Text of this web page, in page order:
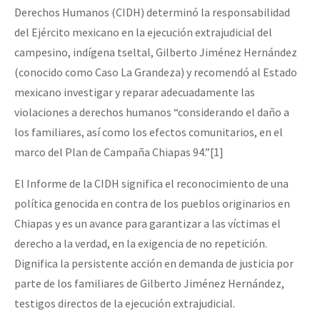
Derechos Humanos (CIDH) determinó la responsabilidad
del Ejército mexicano en la ejecución extrajudicial del
campesino, indígena tseltal, Gilberto Jiménez Hernández
(conocido como Caso La Grandeza) y recomendó al Estado
mexicano investigar y reparar adecuadamente las
violaciones a derechos humanos “considerando el daño a
los familiares, así como los efectos comunitarios, en el
marco del Plan de Campaña Chiapas 94.”[1]
El Informe de la CIDH significa el reconocimiento de una
política genocida en contra de los pueblos originarios en
Chiapas y es un avance para garantizar a las víctimas el
derecho a la verdad, en la exigencia de no repetición.
Dignifica la persistente acción en demanda de justicia por
parte de los familiares de Gilberto Jiménez Hernández,
testigos directos de la ejecución extrajudicial.